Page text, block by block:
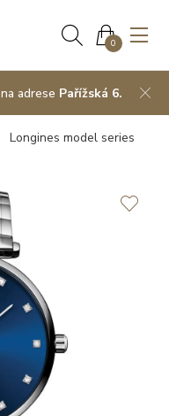
0
na adrese Pařížská 6.
Longines model series